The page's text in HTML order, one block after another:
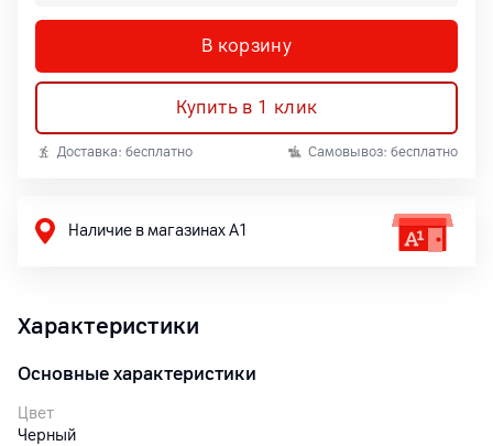
В корзину
Купить в 1 клик
Доставка: бесплатно Самовывоз: бесплатно
Наличие в магазинах А1
Характеристики
Основные характеристики
Цвет
Черный